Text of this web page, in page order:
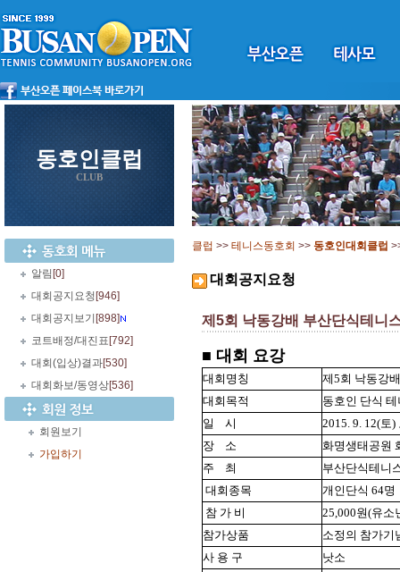
동호인클럽
CLUB
알림 [0]
대회공지요청 [946]
대회공지보기 [898]
코트배정/대진표 [792]
대회(입상)결과[530]
대회화보/동영상[536]
회원보기
가입하기
클럽 >> 테니스동호회 >> 동호인대회클럽
대회공지요청
제5회 낙동강배 부산단식테니
■ 대회 요강
대회명칭
제5회 낙동강
대회목적
동호인 단식
일
시
2015. 9. 12(토
장
소
화명생태공원
주
최
부산단식테니
대회종목
개인단식 64명
참 가 비
25,000원(유소
참가상품
소정의 참가기
사 용 구
낫소